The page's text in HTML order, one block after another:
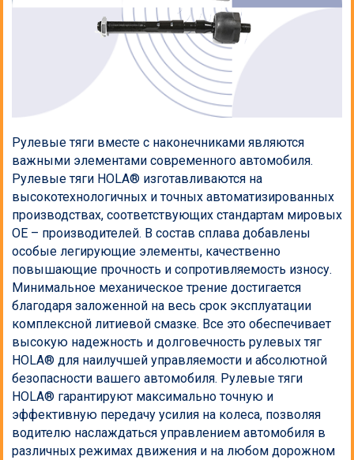
Шарниры равных угловых скоростей
Щетки стеклоочистителя
Опоры стоек передней подвески
Шаровые опоры
Муфты сцепления
Тормозные колодки
Тормозные шланги
Высоковольтные провода
Тяги стабилизатора
Рулевые тяги
Стойки стабилизатора
Отбойники амортизатора
Рулевые тяги вместе с наконечниками являются
важными элементами современного автомобиля.
Рулевые тяги HOLA® изготавливаются на
высокотехнологичных и точных автоматизированных
производствах, соответствующих стандартам мировых
OE – производителей. В состав сплава добавлены
особые легирующие элементы, качественно
повышающие прочность и сопротивляемость износу.
Минимальное механическое трение достигается
благодаря заложенной на весь срок эксплуатации
комплексной литиевой смазке. Все это обеспечивает
высокую надежность и долговечность рулевых тяг
HOLA® для наилучшей управляемости и абсолютной
безопасности вашего автомобиля. Рулевые тяги
HOLA® гарантируют максимально точную и
эффективную передачу усилия на колеса, позволяя
водителю наслаждаться управлением автомобиля в
различных режимах движения и на любом дорожном